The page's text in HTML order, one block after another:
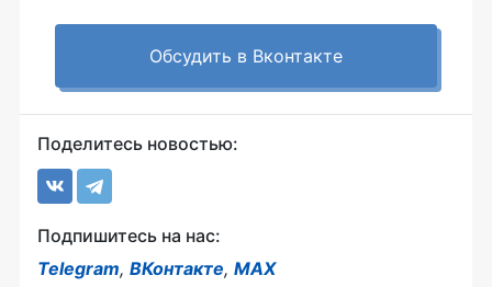
Обсудить в Вконтакте
Поделитесь новостью:
Подпишитесь на нас:
Telegram, ВКонтакте, MAX